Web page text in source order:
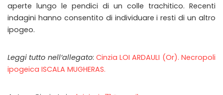
aperte lungo le pendici di un colle trachitico. Recenti
indagini hanno consentito di individuare i resti di un altro
ipogeo.
Leggi tutto nell’allegato: Cinzia LOI ARDAULI (Or). Necropoli
ipogeica ISCALA MUGHERAS.